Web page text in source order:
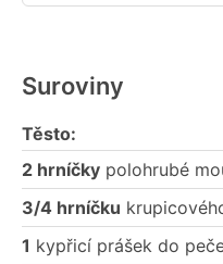
Suroviny
Těsto:
2 hrníčky polohrubé
3/4 hrníčku
1 kypřicí prášek do